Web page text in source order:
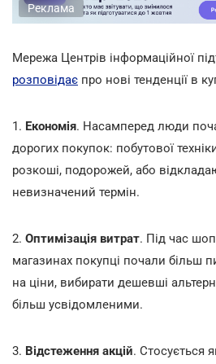
Реклама
Мережа Центрів інформаційної
розповідає про нові тенденції в
1. Економія. Насамперед люди
дорогих покупок: побутової
розкоші, подорожей, або
невизначений термін.
2. Оптимізація витрат. Під час
магазинах покупці почали більш
на ціни, вибирати дешевші
більш усвідомленими.
3. Відстеження акцій. Стосується